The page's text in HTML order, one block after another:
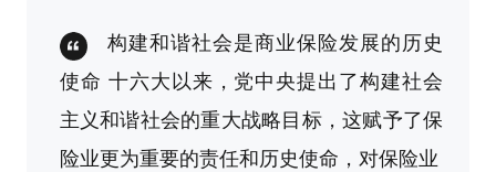
构建和谐社会是商业保险发展的历史
使命 十六大以来，党中央提出了构建社会
主义和谐社会的重大战略目标，这赋予了保
险业更为重要的责任和历史使命，对保险业